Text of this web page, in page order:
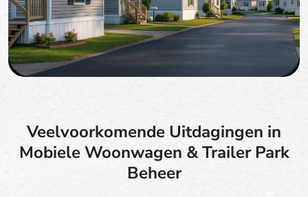
Veelvoorkomende Uitdagingen in
Mobiele Woonwagen & Trailer Park
Beheer